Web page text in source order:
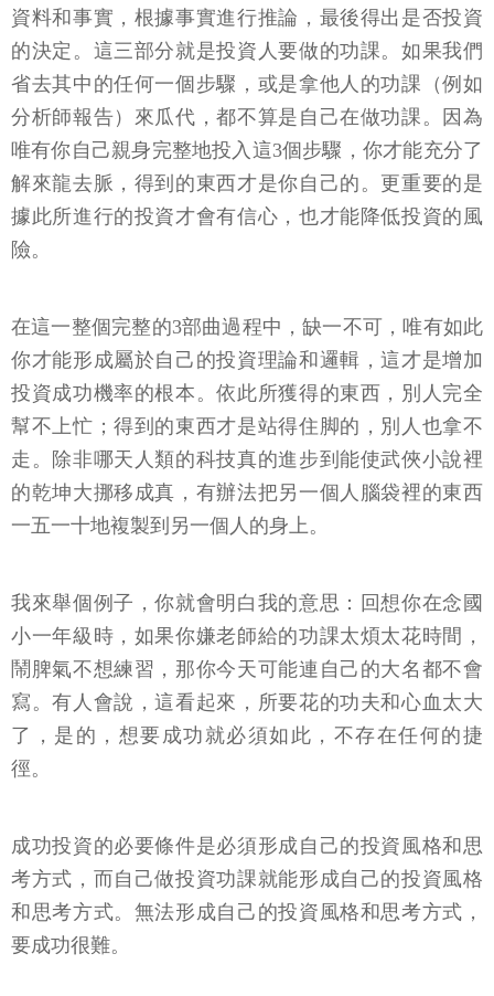
資料和事實，根據事實進行推論，最後得出是否投資
的決定。這三部分就是投資人要做的功課。如果我們
省去其中的任何一個步驟，或是拿他人的功課（例如
分析師報告）來瓜代，都不算是自己在做功課。因為
唯有你自己親身完整地投入這3個步驟，你才能充分了
解來龍去脈，得到的東西才是你自己的。更重要的是
據此所進行的投資才會有信心，也才能降低投資的風
險。
在這一整個完整的3部曲過程中，缺一不可，唯有如此
你才能形成屬於自己的投資理論和邏輯，這才是增加
投資成功機率的根本。依此所獲得的東西，別人完全
幫不上忙；得到的東西才是站得住脚的，別人也拿不
走。除非哪天人類的科技真的進步到能使武俠小說裡
的乾坤大挪移成真，有辦法把另一個人腦袋裡的東西
一五一十地複製到另一個人的身上。
我來舉個例子，你就會明白我的意思：回想你在念國
小一年級時，如果你嫌老師給的功課太煩太花時間，
鬧脾氣不想練習，那你今天可能連自己的大名都不會
寫。有人會說，這看起來，所要花的功夫和心血太大
了，是的，想要成功就必須如此，不存在任何的捷
徑。
成功投資的必要條件是必須形成自己的投資風格和思
考方式，而自己做投資功課就能形成自己的投資風格
和思考方式。無法形成自己的投資風格和思考方式，
要成功很難。